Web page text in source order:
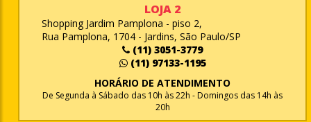
LOJA 2
Shopping Jardim Pamplona - piso 2,
Rua Pamplona, 1704 - Jardins, São Paulo/SP
(11) 3051-3779
(11) 97133-1195
HORÁRIO DE ATENDIMENTO
De Segunda à Sábado das 10h às 22h - Domingos das 14h às
20h